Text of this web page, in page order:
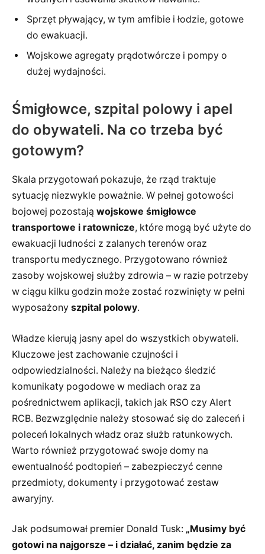
Sprzęt pływający, w tym amfibie i łodzie, gotowe
do ewakuacji.
Wojskowe agregaty prądotwórcze i pompy o
dużej wydajności.
Śmigłowce, szpital polowy i apel
do obywateli. Na co trzeba być
gotowym?
Skala przygotowań pokazuje, że rząd traktuje
sytuację niezwykle poważnie. W pełnej gotowości
bojowej pozostają wojskowe śmigłowce
transportowe i ratownicze, które mogą być użyte do
ewakuacji ludności z zalanych terenów oraz
transportu medycznego. Przygotowano również
zasoby wojskowej służby zdrowia – w razie potrzeby
w ciągu kilku godzin może zostać rozwinięty w pełni
wyposażony szpital polowy.
Władze kierują jasny apel do wszystkich obywateli.
Kluczowe jest zachowanie czujności i
odpowiedzialności. Należy na bieżąco śledzić
komunikaty pogodowe w mediach oraz za
pośrednictwem aplikacji, takich jak RSO czy Alert
RCB. Bezwzględnie należy stosować się do zaleceń i
poleceń lokalnych władz oraz służb ratunkowych.
Warto również przygotować swoje domy na
ewentualność podtopień – zabezpieczyć cenne
przedmioty, dokumenty i przygotować zestaw
awaryjny.
Jak podsumował premier Donald Tusk: „Musimy być
gotowi na najgorsze – i działać, zanim będzie za